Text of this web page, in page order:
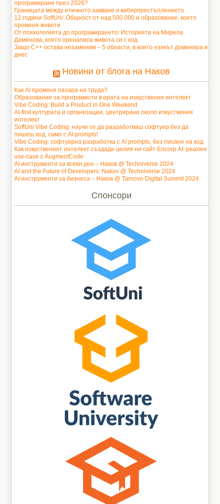
програмиране през 2026?
Границата между етичното хакване и киберпрестъплението
12 години SoftUni: Общност от над 500 000 и образование, което
променя животи
От психологията до програмирането: Историята на Мирела
Дамянова, която пренаписа живота си с код
Защо C++ остава незаменим – 5 области, в които езикът доминира и
днес
Новини от блога на Наков
Как AI променя пазара на труда?
Образование за програмисти в ерата на изкуствения интелект
Vibe Coding: Build a Product in One Weekend
AI-first културата и организации, центрирани около изкуствения
интелект
SoftUni Vibe Coding: научи се да разработваш софтуер без да
пишеш код, само с AI prompts!
Vibe Coding: софтуерна разработка с AI prompts, без писане на код
Как изкуственият интелект създаде целия ни сайт Encorp.AI: реален
use-case с AugmentCode
AI инструменти за всеки ден – Наков @ Techniverse 2024
AI and the Future of Developers: Nakov @ Techniverse 2024
AI инструменти за бизнеса – Наков @ Tarnovo Digital Summit 2024
Спонсори